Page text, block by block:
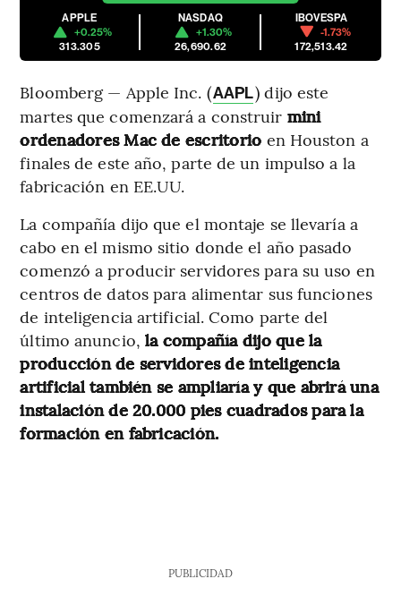
APPLE
+0.25%
313.305
NASDAQ
+1.30%
26,690.62
IBOVESPA
-1.73%
172,513.42
Bloomberg — Apple Inc. (AAPL) dijo este
martes que comenzará a construir mini
ordenadores Mac de escritorio en Houston a
finales de este año, parte de un impulso a la
fabricación en EE.UU.
La compañía dijo que el montaje se llevaría a
cabo en el mismo sitio donde el año pasado
comenzó a producir servidores para su uso en
centros de datos para alimentar sus funciones
de inteligencia artificial. Como parte del
último anuncio, la compañía dijo que la
producción de servidores de inteligencia
artificial también se ampliaría y que abrirá una
instalación de 20.000 pies cuadrados para la
formación en fabricación.
PUBLICIDAD